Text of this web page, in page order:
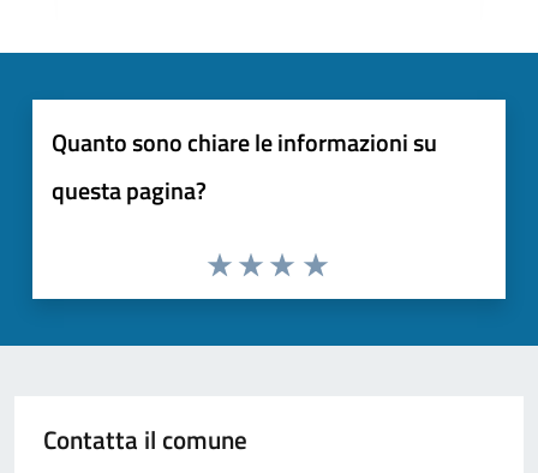
Quanto sono chiare le informazioni su
questa pagina?
Contatta il comune